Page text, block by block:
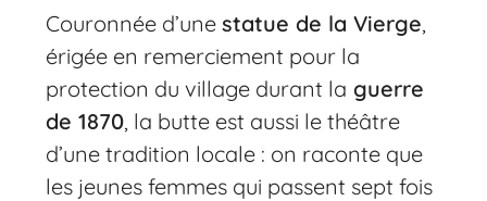
Couronnée d’unestatue de la Vierge,
érigée en remerciement pour la
protection du village durant la guerre
de 1870, la butte est aussi le théâtre
d’une tradition locale : on raconte que
les jeunes femmes qui passent sept fois